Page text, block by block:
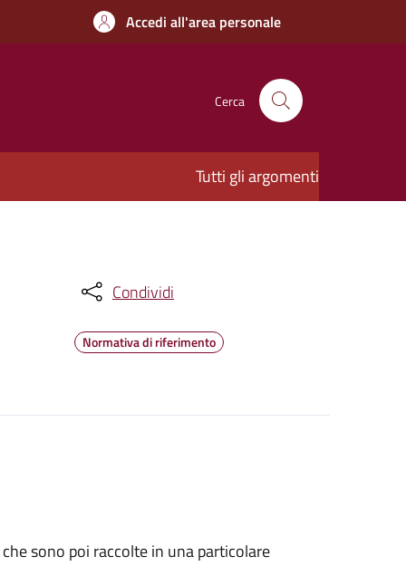
Accedi all'area personale
Cerca
Tutti gli argomenti
Condividi
Normativa di riferimento
sono poi raccolte in una particolare